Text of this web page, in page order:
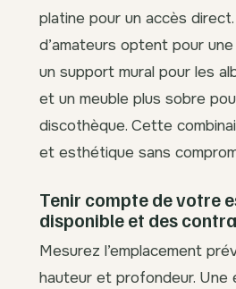
platine pour un accès
d’amateurs optent pour
un support mural pour les
et un meuble plus sobre
discothèque. Cette
et esthétique sans
Tenir compte de votre
disponible et des
Mesurez l’emplacement
hauteur et profondeur. Une